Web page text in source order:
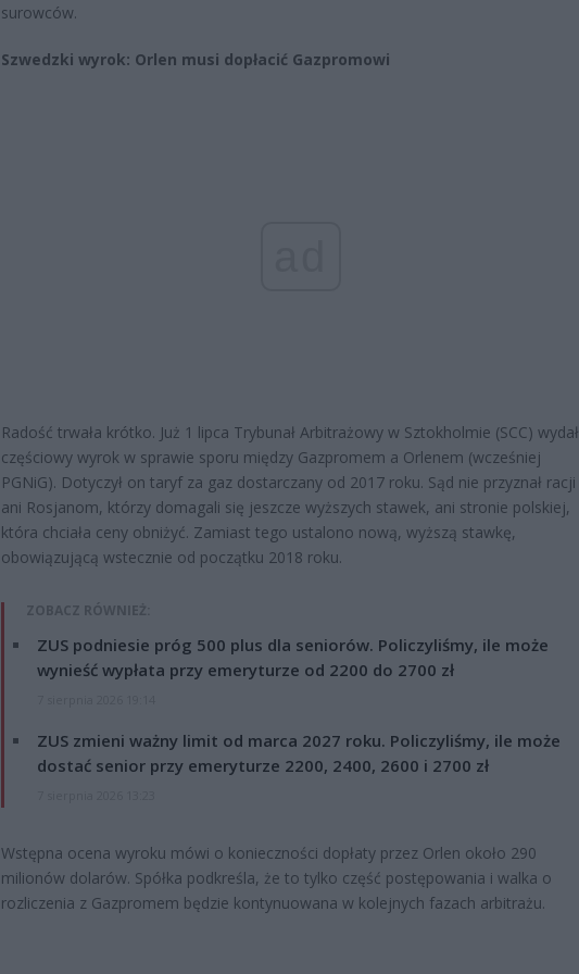
surowców.
Szwedzki wyrok: Orlen musi dopłacić Gazpromowi
Radość trwała krótko. Już 1 lipca Trybunał Arbitrażowy w Sztokholmie (SCC) wydał
częściowy wyrok w sprawie sporu między Gazpromem a Orlenem (wcześniej
PGNiG). Dotyczył on taryf za gaz dostarczany od 2017 roku. Sąd nie przyznał racji
ani Rosjanom, którzy domagali się jeszcze wyższych stawek, ani stronie polskiej,
która chciała ceny obniżyć. Zamiast tego ustalono nową, wyższą stawkę,
obowiązującą wstecznie od początku 2018 roku.
ZOBACZ RÓWNIEŻ:
ZUS podniesie próg 500 plus dla seniorów. Policzyliśmy, ile może
wynieść wypłata przy emeryturze od 2200 do 2700 zł
ZUS zmieni ważny limit od marca 2027 roku. Policzyliśmy, ile może
dostać senior przy emeryturze 2200, 2400, 2600 i 2700 zł
Wstępna ocena wyroku mówi o konieczności dopłaty przez Orlen około 290
milionów dolarów. Spółka podkreśla, że to tylko część postępowania i walka o
rozliczenia z Gazpromem będzie kontynuowana w kolejnych fazach arbitrażu.